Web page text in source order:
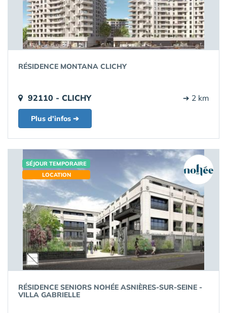
RÉSIDENCE MONTANA CLICHY
92110 - CLICHY ➔ 2 km
Plus d'infos ➔
SÉJOUR TEMPORAIRE
LOCATION
RÉSIDENCE SENIORS NOHÉE ASNIÈRES-SUR-SEINE -
VILLA GABRIELLE